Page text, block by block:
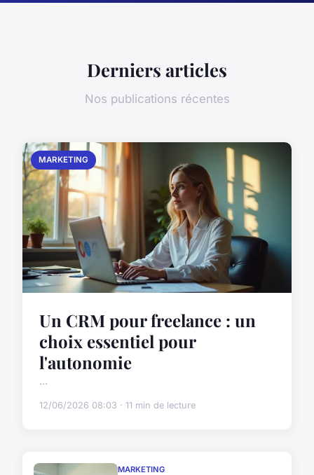
Derniers articles
Nos publications récentes
MARKETING
Un CRM pour freelance : un
choix essentiel pour
l'autonomie
...
12/06/2026 08:03 · 11 min de lecture
MARKETING